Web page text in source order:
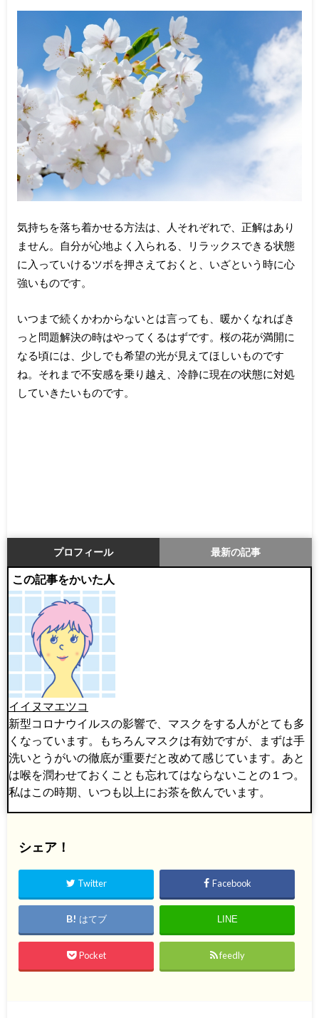
気持ちを落ち着かせる方法は、人それぞれで、正解はあり
ません。自分が心地よく入られる、リラックスできる状態
に入っていけるツボを押さえておくと、いざという時に心
強いものです。
いつまで続くかわからないとは言っても、暖かくなればき
っと問題解決の時はやってくるはずです。桜の花が満開に
なる頃には、少しでも希望の光が見えてほしいものです
ね。それまで不安感を乗り越え、冷静に現在の状態に対処
していきたいものです。
プロフィール 最新の記事
この記事をかいた人
イイヌマエツコ
新型コロナウイルスの影響で、マスクをする人がとても多
くなっています。もちろんマスクは有効ですが、まずは手
洗いとうがいの徹底が重要だと改めて感じています。あと
は喉を潤わせておくことも忘れてはならないことの１つ。
私はこの時期、いつも以上にお茶を飲んでいます。
シェア！
Twitter Facebook
はてブ LINE
Pocket feedly